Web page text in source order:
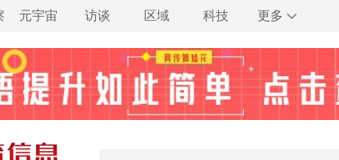
元宇宙 访谈 区域 科技 更多